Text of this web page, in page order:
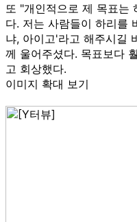
또 "개인적으로 제 목표는
다. 저는 사람들이 하리를
냐, 아이고'라고 해주시길
께 울어주셨다. 목표보다
고 회상했다.
이미지 확대 보기